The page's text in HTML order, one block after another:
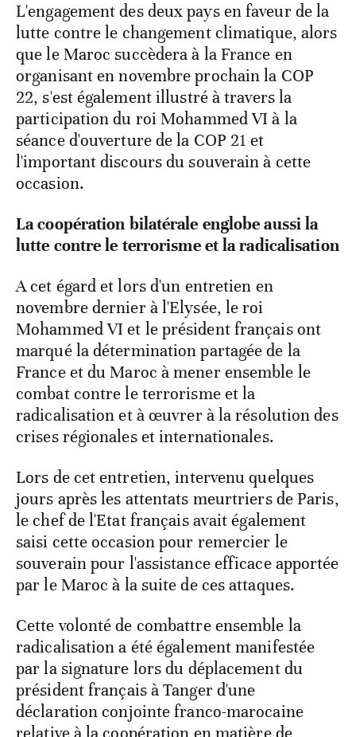
L'engagement des deux pays en faveur de la
lutte contre le changement climatique, alors
que le Maroc succèdera à la France en
organisant en novembre prochain la COP
22, s'est également illustré à travers la
participation du roi Mohammed VI à la
séance d'ouverture de la COP 21 et
l'important discours du souverain à cette
occasion.
La coopération bilatérale englobe aussi la
lutte contre le terrorisme et la radicalisation
A cet égard et lors d'un entretien en
novembre dernier à l'Elysée, le roi
Mohammed VI et le président français ont
marqué la détermination partagée de la
France et du Maroc à mener ensemble le
combat contre le terrorisme et la
radicalisation et à œuvrer à la résolution des
crises régionales et internationales.
Lors de cet entretien, intervenu quelques
jours après les attentats meurtriers de Paris,
le chef de l'Etat français avait également
saisi cette occasion pour remercier le
souverain pour l'assistance efficace apportée
par le Maroc à la suite de ces attaques.
Cette volonté de combattre ensemble la
radicalisation a été également manifestée
par la signature lors du déplacement du
président français à Tanger d'une
déclaration conjointe franco-marocaine